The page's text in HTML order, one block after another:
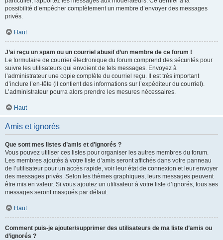
possibilité d’empêcher complètement un membre d’envoyer des messages
privés.
Haut
J’ai reçu un spam ou un courriel abusif d’un membre de ce forum !
Le formulaire de courrier électronique du forum comprend des sécurités pour
suivre les utilisateurs qui envoient de tels messages. Envoyez à
l’administrateur une copie complète du courriel reçu. Il est très important
d’inclure l’en-tête (il contient des informations sur l’expéditeur du courriel).
L’administrateur pourra alors prendre les mesures nécessaires.
Haut
Amis et ignorés
Que sont mes listes d’amis et d’ignorés ?
Vous pouvez utiliser ces listes pour organiser les autres membres du forum.
Les membres ajoutés à votre liste d’amis seront affichés dans votre panneau
de l’utilisateur pour un accès rapide, voir leur état de connexion et leur envoyer
des messages privés. Selon les thèmes graphiques, leurs messages peuvent
être mis en valeur. Si vous ajoutez un utilisateur à votre liste d’ignorés, tous ses
messages seront masqués par défaut.
Haut
Comment puis-je ajouter/supprimer des utilisateurs de ma liste d’amis ou
d’ignorés ?